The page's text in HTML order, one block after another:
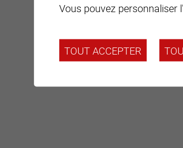
Vous pouvez personnaliser
TOUT ACCEPTER